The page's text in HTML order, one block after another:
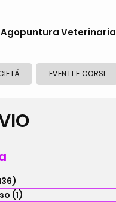
Veterinaria
EVENTI E CORSI
(1)